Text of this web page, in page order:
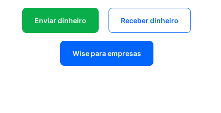
Enviar dinheiro Receber dinheiro
Wise para empresas